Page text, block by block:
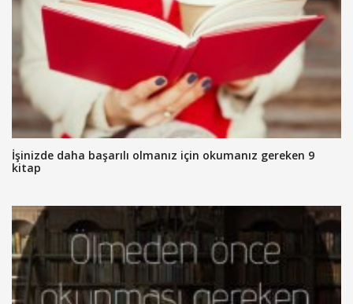
İşinizde daha başarılı olmanız için okumanız gereken 9
kitap